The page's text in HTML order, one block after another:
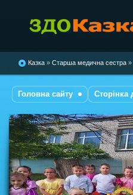
"Казка"
Казка » Старша медична сестра »
Головна сайту Сторінка